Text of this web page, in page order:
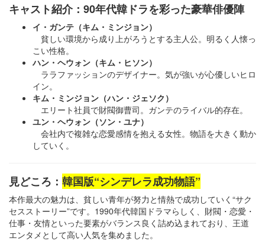
キャスト紹介：90年代韓ドラを彩った豪華俳優陣
イ・ガンテ（キム・ミンジョン）
貧しい環境から成り上がろうとする主人公。明るく人懐っ
こい性格。
ハン・ヘウォン（キム・ヒソン）
ララファッションのデザイナー。気が強いが心優しいヒロ
イン。
キム・ミンジョン（ハン・ジェソク）
エリート社員で財閥御曹司。ガンテのライバル的存在。
ユン・ヘウォン（ソン・ユナ）
会社内で複雑な恋愛感情を抱える女性。物語を大きく動か
していく。
見どころ： 韓国版“シンデレラ成功物語”
本作最大の魅力は、貧しい青年が努力と情熱で成功していく“サク
セスストーリー”です。1990年代韓国ドラマらしく、財閥・恋愛・
仕事・友情といった要素がバランス良く詰め込まれており、王道
エンタメとして高い人気を集めました。